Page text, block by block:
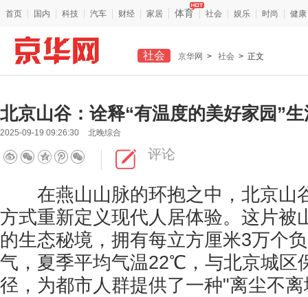
首页 国内 科技 汽车 财经 家居 体育 社会 娱乐 时尚 健康
社会 京华网 > 社会 > 正文
北京山谷：诠释“有温度的美好家园”
2025-09-19 09:26:30 北晚综合
评论
在燕山山脉的环抱之中，北京山
方式重新定义现代人居体验。这片被
的生态秘境，拥有每立方厘米3万个
气，夏季平均气温22℃，与北京城区
径，为都市人群提供了一种"离尘不